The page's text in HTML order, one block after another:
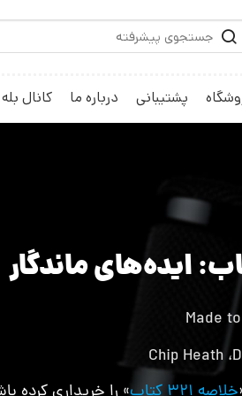
پشتیبانی درباره ما کانال بله
ایده‌های ماندگار